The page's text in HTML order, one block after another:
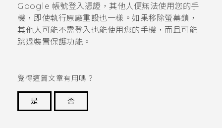
Google 帳號登入憑證，其他人便無法使用您的手
機，即使執行原廠重設也一樣。如果移除螢幕鎖，
其他人可能不需登入也能使用您的手機，而且可能
跳過裝置保護功能。
覺得這篇文章有用嗎？
是
否